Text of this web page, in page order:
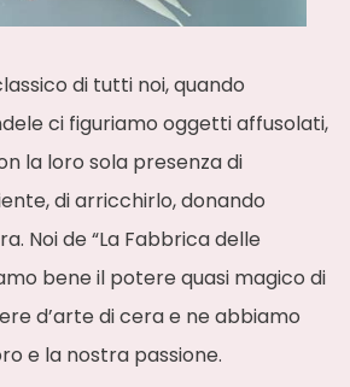
di tutti noi, quando
ci figuriamo oggetti affusolati,
la loro sola presenza di
di arricchirlo, donando
Noi de “La Fabbrica delle
bene il potere quasi magico di
d’arte di cera e ne abbiamo
e la nostra passione.